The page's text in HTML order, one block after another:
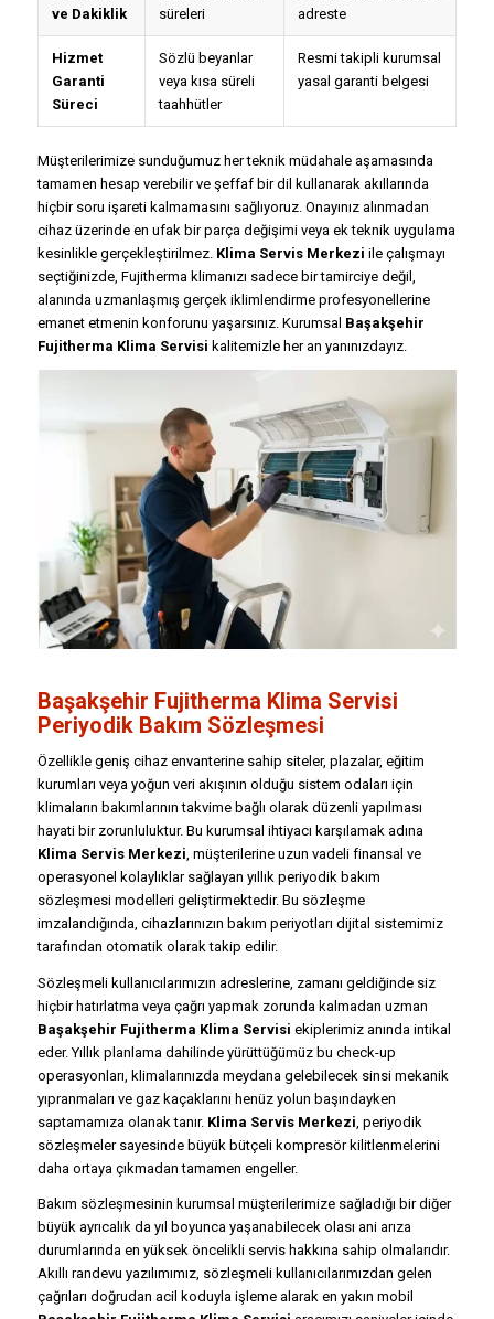
ve Dakiklik
süreleri
adreste
Hizmet
Garanti
Süreci
Sözlü beyanlar
veya kısa süreli
taahhütler
Resmi takipli kurumsal
yasal garanti belgesi
Müşterilerimize sunduğumuz her teknik müdahale aşamasında
tamamen hesap verebilir ve şeffaf bir dil kullanarak akıllarında
hiçbir soru işareti kalmamasını sağlıyoruz. Onayınız alınmadan
cihaz üzerinde en ufak bir parça değişimi veya ek teknik uygulama
kesinlikle gerçekleştirilmez. Klima Servis Merkezi ile çalışmayı
seçtiğinizde, Fujitherma klimanızı sadece bir tamirciye değil,
alanında uzmanlaşmış gerçek iklimlendirme profesyonellerine
emanet etmenin konforunu yaşarsınız. Kurumsal Başakşehir
Fujitherma Klima Servisi kalitemizle her an yanınızdayız.
Başakşehir Fujitherma Klima Servisi
Periyodik Bakım Sözleşmesi
Özellikle geniş cihaz envanterine sahip siteler, plazalar, eğitim
kurumları veya yoğun veri akışının olduğu sistem odaları için
klimaların bakımlarının takvime bağlı olarak düzenli yapılması
hayati bir zorunluluktur. Bu kurumsal ihtiyacı karşılamak adına
Klima Servis Merkezi, müşterilerine uzun vadeli finansal ve
operasyonel kolaylıklar sağlayan yıllık periyodik bakım
sözleşmesi modelleri geliştirmektedir. Bu sözleşme
imzalandığında, cihazlarınızın bakım periyotları dijital sistemimiz
tarafından otomatik olarak takip edilir.
Sözleşmeli kullanıcılarımızın adreslerine, zamanı geldiğinde siz
hiçbir hatırlatma veya çağrı yapmak zorunda kalmadan uzman
Başakşehir Fujitherma Klima Servisi ekiplerimiz anında intikal
eder. Yıllık planlama dahilinde yürüttüğümüz bu check-up
operasyonları, klimalarınızda meydana gelebilecek sinsi mekanik
yıpranmaları ve gaz kaçaklarını henüz yolun başındayken
saptamamıza olanak tanır. Klima Servis Merkezi , periyodik
sözleşmeler sayesinde büyük bütçeli kompresör kilitlenmelerini
daha ortaya çıkmadan tamamen engeller.
Bakım sözleşmesinin kurumsal müşterilerimize sağladığı bir diğer
büyük ayrıcalık da yıl boyunca yaşanabilecek olası ani arıza
durumlarında en yüksek öncelikli servis hakkına sahip olmalarıdır.
Akıllı randevu yazılımımız, sözleşmeli kullanıcılarımızdan gelen
çağrıları doğrudan acil koduyla işleme alarak en yakın mobil